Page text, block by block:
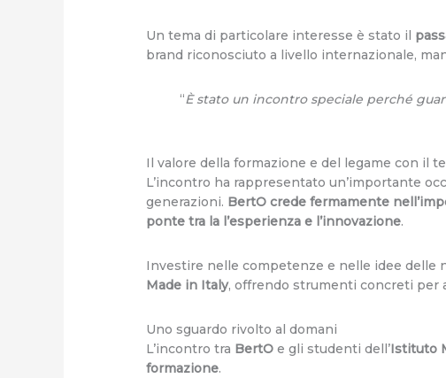
Un tema di particolare interesse è stato il
brand riconosciuto a livello internazionale,
“È stato un incontro speciale perché
Il valore della formazione e del legame con il
L’incontro ha rappresentato un’importante
generazioni. BertO crede fermamente
ponte tra la l’esperienza e l’innovazione.
Investire nelle competenze e nelle idee delle
Made in Italy, offrendo strumenti concreti per
Uno sguardo rivolto al domani
L’incontro tra BertOe gli studenti dell’Istituto
formazione.